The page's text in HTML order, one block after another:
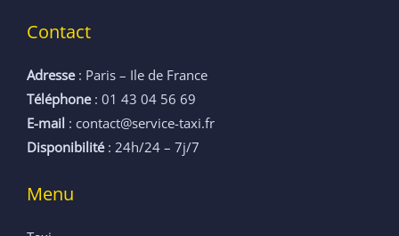
Contact
Adresse: Paris – Ile de France
Téléphone: 01 43 04 56 69
E-mail : contact@service-taxi.fr
Disponibilité: 24h/24 – 7j/7
Menu